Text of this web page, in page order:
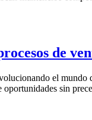
de
el mundo
sin